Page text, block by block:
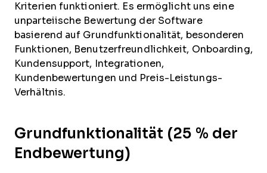
Kriterien funktioniert. Es ermöglicht uns eine
unparteiische Bewertung der Software
basierend auf Grundfunktionalität, besonderen
Funktionen, Benutzerfreundlichkeit, Onboarding,
Kundensupport, Integrationen,
Kundenbewertungen und Preis-Leistungs-
Verhältnis.
Grundfunktionalität (25 % der
Endbewertung)